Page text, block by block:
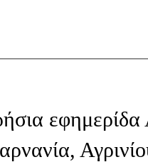
εφημερίδα